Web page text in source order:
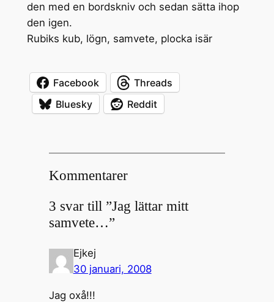
den med en bordskniv och sedan sätta ihop
den igen.
Rubiks kub, lögn, samvete, plocka isär
Facebook
Threads
Bluesky
Reddit
Kommentarer
3 svar till ”Jag lättar mitt
samvete…”
Ejkej
30 januari, 2008
Jag oxå!!!